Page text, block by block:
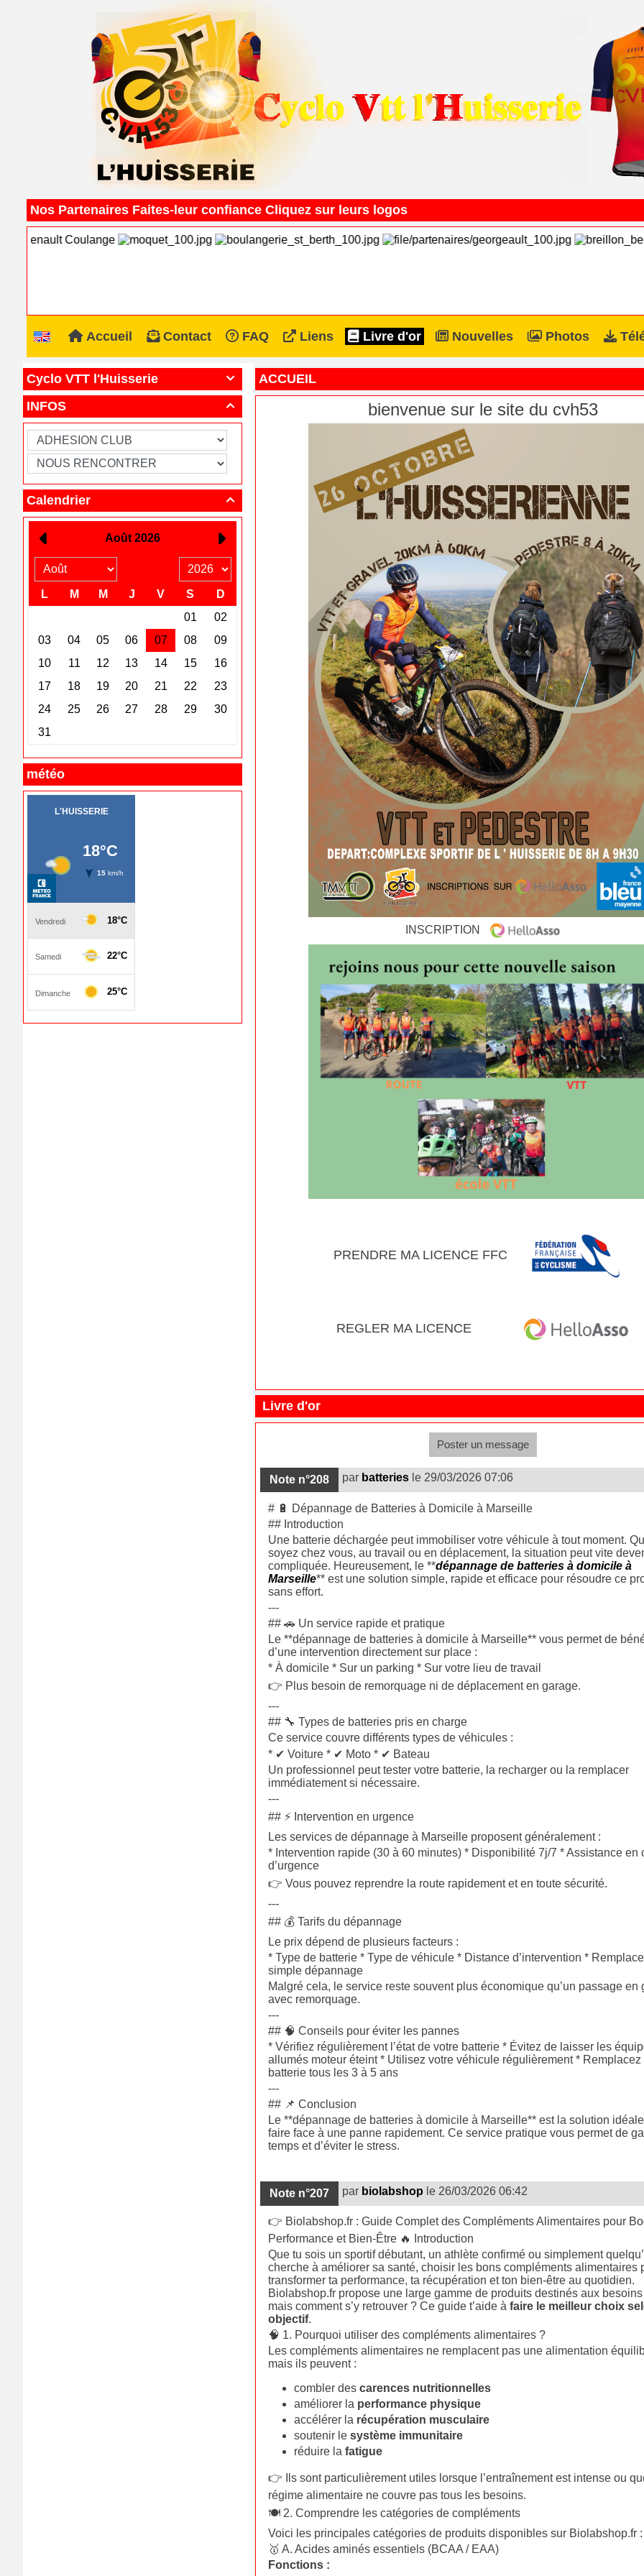
Nos Partenaires Faites-leur confiance Cliquez sur leurs logos
Accueil Contact FAQ Liens Livre d'or Nouvelles Photos

Cyclo VTT l'Huisserie

INFOS

Calendrier
météo
ACCUEIL
bienvenue sur le site du cvh53
INSCRIPTION
PRENDRE MA LICENCE FFC
REGLER MA LICENCE
Livre d'or
Poster un message
Note n°208 par batteries le 29/03/2026 07:06
# 🔋 Dépannage de Batteries à Domicile à Marseille
## Introduction
Une batterie déchargée peut immobiliser votre véhicule à tout moment.
soyez chez vous, au travail ou en déplacement, la situation peut vite
compliquée. Heureusement, le **dépannage de batteries à domicile à
Marseille** est une solution simple, rapide et efficace pour résoudre ce
sans effort.
---
## 🚗 Un service rapide et pratique
Le **dépannage de batteries à domicile à Marseille** vous permet de
d’une intervention directement sur place :
* À domicile * Sur un parking * Sur votre lieu de travail
👉 Plus besoin de remorquage ni de déplacement en garage.
---
## 🔧 Types de batteries pris en charge
Ce service couvre différents types de véhicules :
* ✔ Voiture * ✔ Moto * ✔ Bateau
Un professionnel peut tester votre batterie, la recharger ou la remplacer
immédiatement si nécessaire.
---
## ⚡ Intervention en urgence
Les services de dépannage à Marseille proposent généralement :
* Intervention rapide (30 à 60 minutes) * Disponibilité 7j/7 * Assistance en
d’urgence
👉 Vous pouvez reprendre la route rapidement et en toute sécurité.
---
## 💰 Tarifs du dépannage
Le prix dépend de plusieurs facteurs :
* Type de batterie * Type de véhicule * Distance d’intervention *
simple dépannage
Malgré cela, le service reste souvent plus économique qu’un passage en
avec remorquage.
---
## 🧠 Conseils pour éviter les pannes
* Vérifiez régulièrement l’état de votre batterie * Évitez de laisser les
allumés moteur éteint * Utilisez votre véhicule régulièrement * Remplacez
batterie tous les 3 à 5 ans
---
## 📌 Conclusion
Le **dépannage de batteries à domicile à Marseille** est la solution
faire face à une panne rapidement. Ce service pratique vous permet de
temps et d’éviter le stress.
Note n°207 par biolabshop le 26/03/2026 06:42
👉 Biolabshop.fr : Guide Complet des Compléments Alimentaires pour
Performance et Bien‑Être 🔥 Introduction
Que tu sois un sportif débutant, un athlète confirmé ou simplement
cherche à améliorer sa santé, choisir les bons compléments alimentaires
transformer ta performance, ta récupération et ton bien‑être au quotidien.
Biolabshop.fr propose une large gamme de produits destinés aux
mais comment s’y retrouver ? Ce guide t’aide à faire le meilleur choix
objectif.
🧠 1. Pourquoi utiliser des compléments alimentaires ?
Les compléments alimentaires ne remplacent pas une alimentation
mais ils peuvent :
combler des carences nutritionnelles
améliorer la performance physique
accélérer la récupération musculaire
soutenir le système immunitaire
réduire la fatigue
👉 Ils sont particulièrement utiles lorsque l’entraînement est intense ou
régime alimentaire ne couvre pas tous les besoins.
🍽️ 2. Comprendre les catégories de compléments
Voici les principales catégories de produits disponibles sur Biolabshop.fr :
🥇 A. Acides aminés essentiels (BCAA / EAA)
Fonctions :